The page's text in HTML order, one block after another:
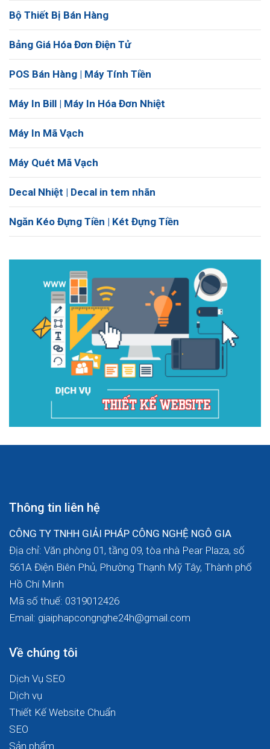
Bộ Thiết Bị Bán Hàng
Bảng Giá Hóa Đơn Điện Tử
POS Bán Hàng | Máy Tính Tiền
Máy In Bill | Máy In Hóa Đơn Nhiệt
Máy In Mã Vạch
Máy Quét Mã Vạch
Decal Nhiệt | Decal in tem nhãn
Ngăn Kéo Đựng Tiền | Két Đựng Tiền
Thông tin liên hệ
CÔNG TY TNHH GIẢI PHÁP CÔNG NGHỆ NGÔ GIA
Địa chỉ: Văn phòng 01, tầng 09, tòa nhà Pear Plaza, số
561A Điện Biên Phủ, Phường Thạnh Mỹ Tây, Thành phố
Hồ Chí Minh
Mã số thuế: 0319012426
Email: giaiphapcongnghe24h@gmail.com
Về chúng tôi
Dịch Vụ SEO
Dịch vụ
Thiết Kế Website Chuẩn
SEO
Sản phẩm